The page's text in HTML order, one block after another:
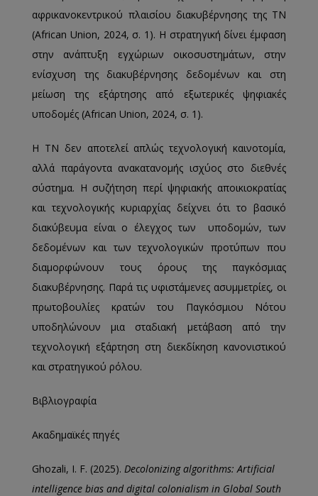
αφρικανοκεντρικού πλαισίου διακυβέρνησης της ΤΝ
(African Union, 2024, σ. 1). Η στρατηγική δίνει έμφαση
στην ανάπτυξη εγχώριων οικοσυστημάτων, στην
ενίσχυση της διακυβέρνησης δεδομένων και στη
μείωση της εξάρτησης από εξωτερικές ψηφιακές
υποδομές (African Union, 2024, σ. 1).
Η ΤΝ δεν αποτελεί απλώς τεχνολογική καινοτομία,
αλλά παράγοντα ανακατανομής ισχύος στο διεθνές
σύστημα. Η συζήτηση περί ψηφιακής αποικιοκρατίας
και τεχνολογικής κυριαρχίας δείχνει ότι το βασικό
διακύβευμα είναι ο έλεγχος των υποδομών, των
δεδομένων και των τεχνολογικών προτύπων που
διαμορφώνουν τους όρους της παγκόσμιας
διακυβέρνησης. Παρά τις υφιστάμενες ασυμμετρίες, οι
πρωτοβουλίες κρατών του Παγκόσμιου Νότου
υποδηλώνουν μια σταδιακή μετάβαση από την
τεχνολογική εξάρτηση στη διεκδίκηση κανονιστικού
και στρατηγικού ρόλου.
Βιβλιογραφία
Ακαδημαϊκές πηγές
Ghozali, I. F. (2025). Decolonizing algorithms: Artificial
intelligence bias and digital colonialism in Global South